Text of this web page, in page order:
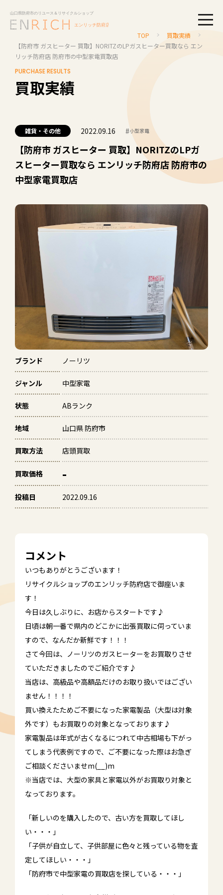
TOP
買取実績
【防府市 ガスヒーター 買取】NORITZのLPガスヒーター買取なら エン
リッチ防府店 防府市の中型家電買取店
PURCHASE RESULTS
買取実績
雑貨・その他 2022.09.16 #小型家電
【防府市 ガスヒーター 買取】NORITZのLPガ
スヒーター買取なら エンリッチ防府店 防府市の
中型家電買取店
ブランド ノーリツ
ジャンル 中型家電
状態 ABランク
地域 山口県 防府市
買取方法 店頭買取
買取価格 -
投稿日 2022.09.16
コメント
いつもありがとうございます！
リサイクルショップのエンリッチ防府店で御座いま
す！
今日は久しぶりに、お店からスタートです♪
日頃は朝一番で県内のどこかに出張買取に伺っていま
すので、なんだか新鮮です！！！
さて今回は、ノーリツのガスヒーターをお買取りさせ
ていただきましたのでご紹介です♪
当店は、高級品や高額品だけのお取り扱いではござい
ません！！！！
買い換えたためご不要になった家電製品（大型は対象
外です）もお買取りの対象となっております♪
家電製品は年式が古くなるにつれて中古相場も下がっ
てしまう代表例ですので、ご不要になった際はお急ぎ
ご相談くださいませm(__)m
※当店では、大型の家具と家電以外がお買取り対象と
なっております。
「新しいのを購入したので、古い方を買取してほし
い・・・」
「子供が自立して、子供部屋に色々と残っている物を査
定してほしい・・・」
「防府市で中型家電の買取店を探している・・・」